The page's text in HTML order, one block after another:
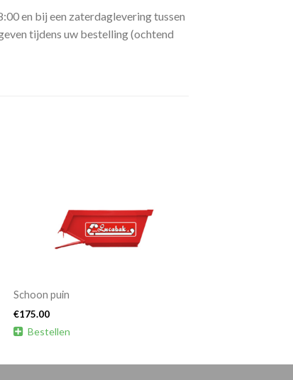
en bij een zaterdaglevering tussen
tijdens uw bestelling (ochtend
Schoon puin
€175.00
 Bestellen